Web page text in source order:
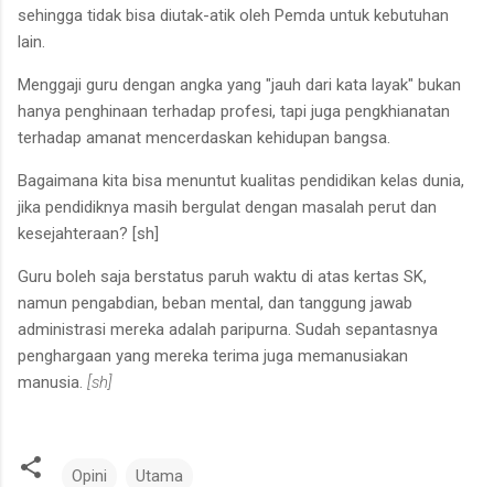
sehingga tidak bisa diutak-atik oleh Pemda untuk kebutuhan
lain.
Menggaji guru dengan angka yang "jauh dari kata layak" bukan
hanya penghinaan terhadap profesi, tapi juga pengkhianatan
terhadap amanat mencerdaskan kehidupan bangsa.
Bagaimana kita bisa menuntut kualitas pendidikan kelas dunia,
jika pendidiknya masih bergulat dengan masalah perut dan
kesejahteraan? [sh]
Guru boleh saja berstatus paruh waktu di atas kertas SK,
namun pengabdian, beban mental, dan tanggung jawab
administrasi mereka adalah paripurna. Sudah sepantasnya
penghargaan yang mereka terima juga memanusiakan
manusia. [sh]
Opini Utama